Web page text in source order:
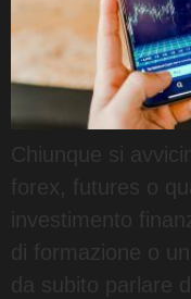
Chiunque si
forex, futures o
investimento
di formazione o
da subito parlare